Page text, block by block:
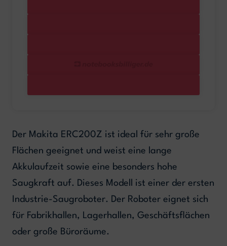
Der Makita ERC200Z ist ideal für sehr große
Flächen geeignet und weist eine lange
Akkulaufzeit sowie eine besonders hohe
Saugkraft auf. Dieses Modell ist einer der ersten
Industrie-Saugroboter. Der Roboter eignet sich
für Fabrikhallen, Lagerhallen, Geschäftsflächen
oder große Büroräume.